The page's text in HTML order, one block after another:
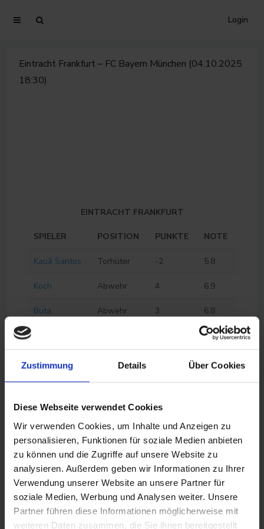
Zustimmung Details Über Cookies
Diese Webseite verwendet Cookies
Wir verwenden Cookies, um Inhalte und Anzeigen zu
personalisieren, Funktionen für soziale Medien anbieten
zu können und die Zugriffe auf unsere Website zu
analysieren. Außerdem geben wir Informationen zu Ihrer
Verwendung unserer Website an unsere Partner für
soziale Medien, Werbung und Analysen weiter. Unsere
Partner führen diese Informationen möglicherweise mit
weiteren Daten zusammen, die Sie ihnen bereitgestellt
Login
Eintracht Frankfurt – FC Bayern München (04.10.2025
18:30)
EINTRACHT FRANKFURT
SPIELER POSITION PUNKTE NOTE
Kauã Santos Torhüter -2 5.8
Koch Abwehr 4 6.9
Buta Abwehr 3 6.8
6.2
Götze Mittelfeld 6.6
Skhiri Mittelfeld 2 6.6
Doan Mittelfeld 0
Knauff Mittelfeld 2 6.5
Larsson Mittelfeld 2 6.5
Chaïbi Mittelfeld 2 6.5
O. Højlund Mittelfeld -3 5.5